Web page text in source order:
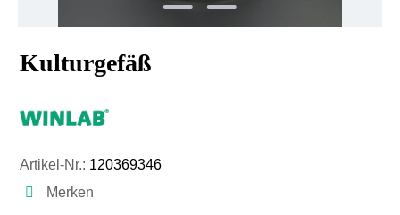
Kulturgefäß
Artikel-Nr.: 120369346
Merken